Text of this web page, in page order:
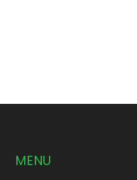
MENU